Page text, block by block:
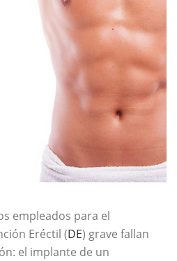
empleados para el
Eréctil (DE) grave fallan
el implante de un